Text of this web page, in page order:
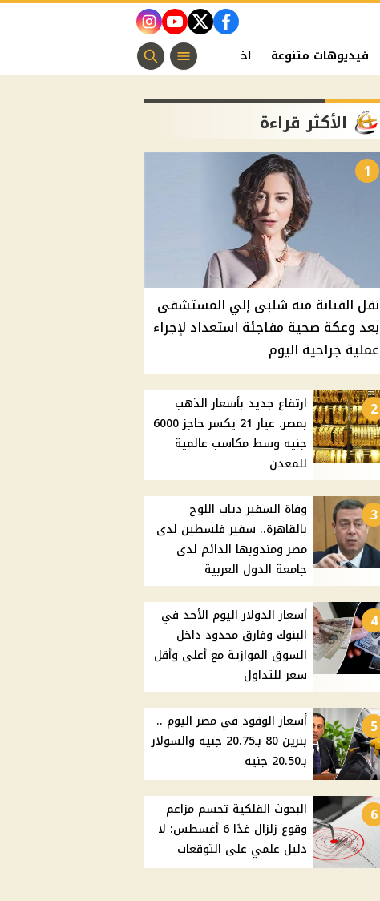
facebook
twitter
youtube
instagram
فيديوهات متنوعة اخبار الفن منوعات مسيحية
الأكثر قراءة
1
نقل الفنانة منه شلبى إلي المستشفى
بعد وعكة صحية مفاجئة استعداد لإجراء
عملية جراحية اليوم
2
ارتفاع جديد بأسعار الذهب
بمصر. عيار 21 يكسر حاجز 6000
جنيه وسط مكاسب عالمية
للمعدن
3
وفاة السفير دياب اللوح
بالقاهرة.. سفير فلسطين لدى
مصر ومندوبها الدائم لدى
جامعة الدول العربية
4
أسعار الدولار اليوم الأحد في
البنوك وفارق محدود داخل
السوق الموازية مع أعلى وأقل
سعر للتداول
5
أسعار الوقود في مصر اليوم ..
بنزين 80 بـ20.75 جنيه والسولار
بـ20.50 جنيه
6
البحوث الفلكية تحسم مزاعم
وقوع زلزال غدًا 6 أغسطس: لا
دليل علمي على التوقعات